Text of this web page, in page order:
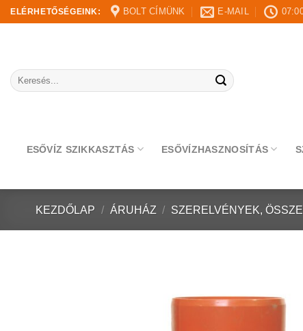
Skip
to
ELÉRHETŐSÉGEINK: BOLT CÍMÜNK E-MAIL
Keresés
a
ESŐVÍZ SZIKKASZTÁS ESŐVÍZHASZNOSÍTÁS
KEZDŐLAP / ÁRUHÁZ / SZERELVÉNYEK,